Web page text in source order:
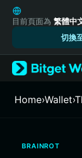
English
日本語
Русский
Español
Türkçe
Italiano
繁體中文
目前頁面為 繁體中
切換
Home›Wallet›
BRAINROT